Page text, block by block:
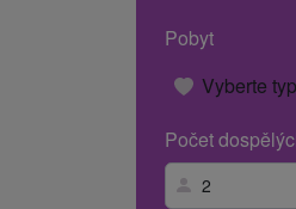
Pobyt
Vyberte
Počet